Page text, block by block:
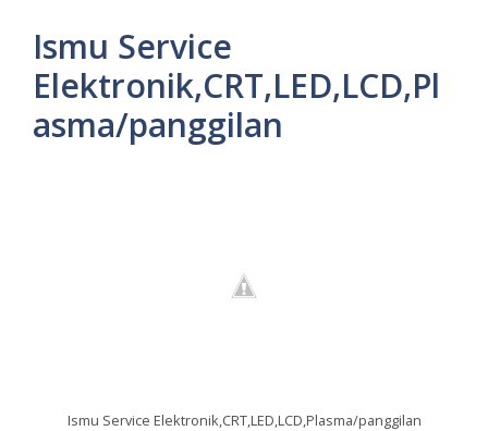
Ismu Service
Elektronik,CRT,LED,LCD,Pl
asma/panggilan
Ismu Service Elektronik,CRT,LED,LCD,Plasma/panggilan